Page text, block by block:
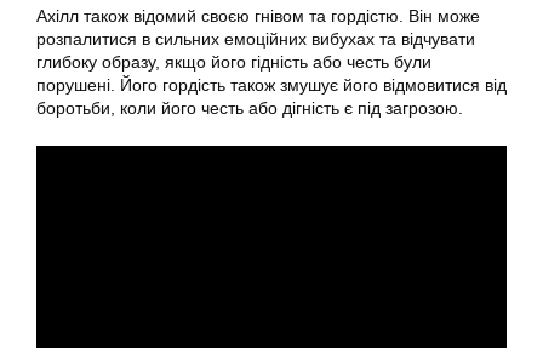
Ахілл також відомий своєю гнівом та гордістю. Він може
розпалитися в сильних емоційних вибухах та відчувати
глибоку образу, якщо його гідність або честь були
порушені. Його гордість також змушує його відмовитися від
боротьби, коли його честь або дігність є під загрозою.